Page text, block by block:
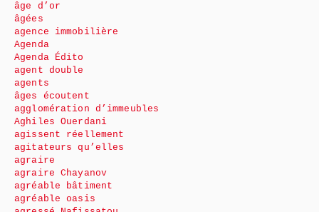
âge d’or
âgées
agence immobilière
Agenda
Agenda Édito
agent double
agents
âges écoutent
agglomération d’immeubles
Aghiles Ouerdani
agissent réellement
agitateurs qu’elles
agraire
agraire Chayanov
agréable bâtiment
agréable oasis